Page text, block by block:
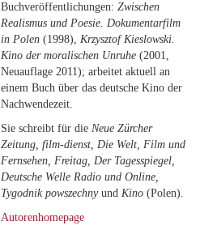
Buchveröffentlichungen: Zwischen
Realismus und Poesie. Dokumentarfilm
in Polen(1998), Krzysztof Kieslowski.
Kino der moralischen Unruhe(2001,
Neuauflage 2011); arbeitet aktuell an
einem Buch über das deutsche Kino der
Nachwendezeit.
Sie schreibt für dieNeue Zürcher
Zeitung, film-dienst, Die Welt, Film und
Fernsehen, Freitag, Der Tagesspiegel,
Deutsche Welle Radio und Online,
Tygodnik powszechnyund Kino(Polen).
Autorenhomepage